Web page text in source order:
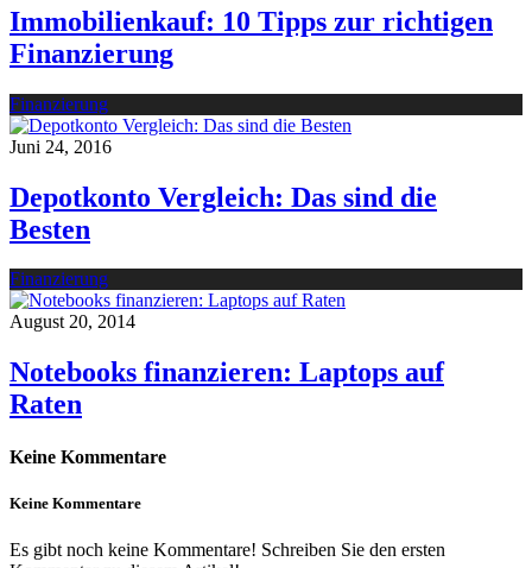
Immobilienkauf: 10 Tipps zur richtigen
Finanzierung
Finanzierung
Juni 24, 2016
Depotkonto Vergleich: Das sind die
Besten
Finanzierung
August 20, 2014
Notebooks finanzieren: Laptops auf
Raten
Keine Kommentare
Keine Kommentare
Es gibt noch keine Kommentare! Schreiben Sie den ersten